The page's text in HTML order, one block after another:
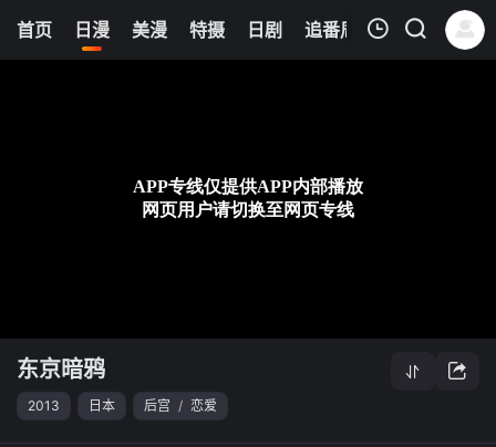
首页 日漫 美漫 特摄 日剧 追番周表 今日更新
0
清空
东京暗鸦
2013 日本 后宫 / 恋爱